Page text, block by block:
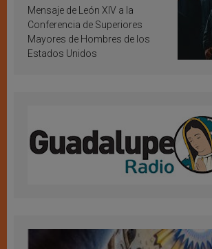
inspiración y santificación
Mensaje de León XIV a la
Conferencia de Superiores
Mayores de Hombres de los
Estados Unidos